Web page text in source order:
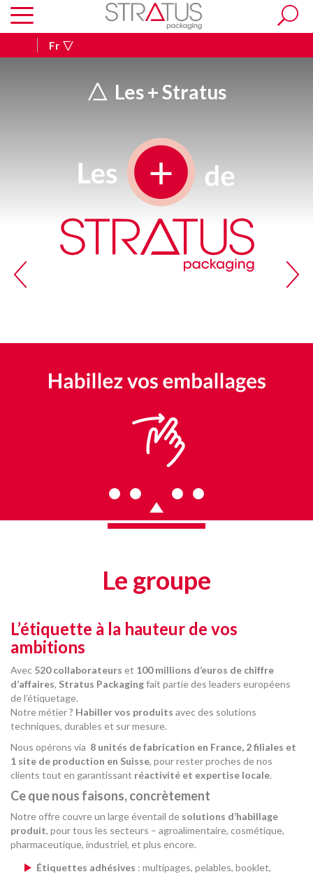
Fr
Les + Stratus
Le groupe
L’étiquette à la hauteur de vos
ambitions
Avec 520 collaborateurs et 100 millions d’euros de chiffre
d’affaires, Stratus Packagingfait partie des leaders européens
de l’étiquetage.
Notre métier ? Habiller vos produits avec des solutions
techniques, durables et sur mesure.
Nous opérons via 8 unités de fabrication en France, 2 filiales et
1 site de production en Suisse, pour rester proches de nos
clients tout en garantissant réactivité et expertise locale.
Ce que nous faisons, concrètement
Notre offre couvre un large éventail de solutions d’habillage
produit, pour tous les secteurs – agroalimentaire, cosmétique,
pharmaceutique, industriel, et plus encore.
Étiquettes adhésives : multipages, pelables, booklet,